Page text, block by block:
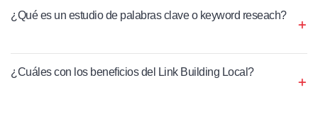
¿Qué es un estudio de palabras clave o keyword reseach?
¿Cuáles con los beneficios del Link Building Local?